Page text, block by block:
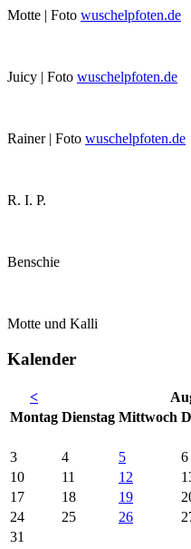
Motte | Foto wuschelpfoten.de
Juicy | Foto wuschelpfoten.de
Rainer | Foto wuschelpfoten.de
R. I. P.
Benschie
Motte und Kalli
Kalender
<
Montag Dienstag Mittwoch
3
4 5 6
10
11 12
17
18 19
24
25 26
31